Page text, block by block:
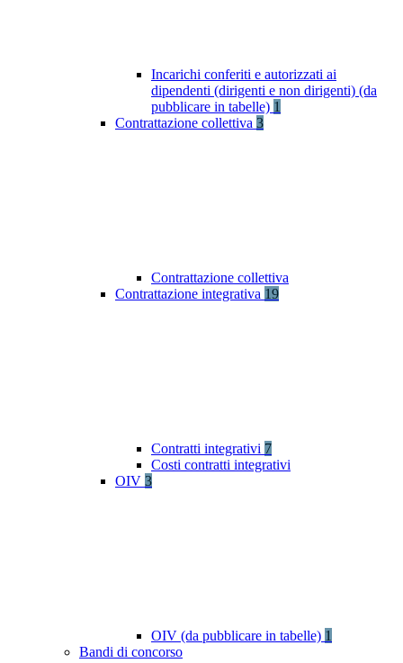
Incarichi conferiti e autorizzati ai
dipendenti (dirigenti e non dirigenti) (da
pubblicare in tabelle) 1
Contrattazione collettiva 3
Contrattazione collettiva
Contrattazione integrativa 19
Contratti integrativi 7
Costi contratti integrativi
OIV 3
OIV (da pubblicare in tabelle) 1
Bandi di concorso